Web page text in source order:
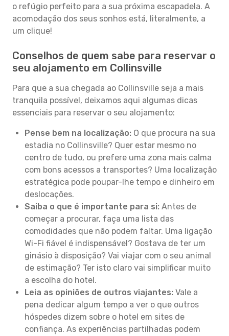
o refúgio perfeito para a sua próxima escapadela. A
acomodação dos seus sonhos está, literalmente, a
um clique!
Conselhos de quem sabe para reservar o
seu alojamento em Collinsville
Para que a sua chegada ao Collinsville seja a mais
tranquila possível, deixamos aqui algumas dicas
essenciais para reservar o seu alojamento:
Pense bem na localização: O que procura na sua
estadia no Collinsville? Quer estar mesmo no
centro de tudo, ou prefere uma zona mais calma
com bons acessos a transportes? Uma localização
estratégica pode poupar-lhe tempo e dinheiro em
deslocações.
Saiba o que é importante para si: Antes de
começar a procurar, faça uma lista das
comodidades que não podem faltar. Uma ligação
Wi-Fi fiável é indispensável? Gostava de ter um
ginásio à disposição? Vai viajar com o seu animal
de estimação? Ter isto claro vai simplificar muito
a escolha do hotel.
Leia as opiniões de outros viajantes: Vale a
pena dedicar algum tempo a ver o que outros
hóspedes dizem sobre o hotel em sites de
confiança. As experiências partilhadas podem